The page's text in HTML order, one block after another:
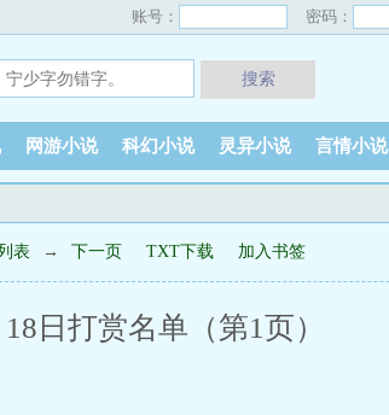
账号： 密码：
搜索
网游小说 科幻小说 灵异小说 言情小说
表 → 下一页 TXT下载 加入书签
日打赏名单（第1页）